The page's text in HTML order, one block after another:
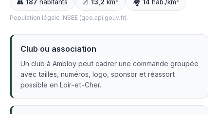
👥 187 habitants 📐 13,2 km² 🏘️ 14 hab./km²
Population légale INSEE (geo.api.gouv.fr).
Club ou association
Un club à Ambloy peut cadrer une commande groupée
avec tailles, numéros, logo, sponsor et réassort
possible en Loir-et-Cher.